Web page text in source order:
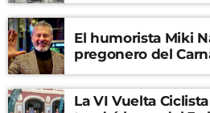
El humorista Miki
pregonero del
La VI Vuelta